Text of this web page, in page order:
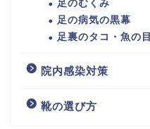
足のむくみ
足の病気の黒幕
足裏のタコ・魚の目
院内感染対策
靴の選び方